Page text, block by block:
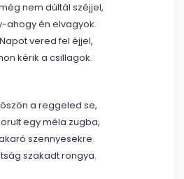
nem dúltál széjjel,
ahogy én elvagyok.
vered fel éjjel,
kérik a csillagok.
a reggeled se,
egy méla zugba,
szennyesekre
szakadt rongya.